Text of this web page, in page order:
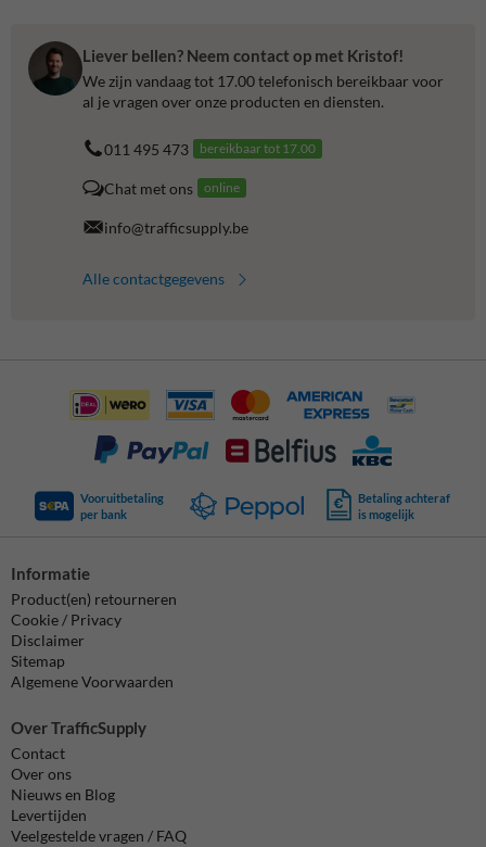
Liever bellen? Neem contact op met Kristof!
We zijn vandaag tot 17.00 telefonisch bereikbaar voor
al je vragen over onze producten en diensten.
011 495 473 bereikbaar tot 17.00
Chat met ons online
info@trafficsupply.be
Alle contactgegevens
Vooruitbetaling
per bank
Betaling achteraf
is mogelijk
Informatie
Product(en) retourneren
Cookie / Privacy
Disclaimer
Sitemap
Algemene Voorwaarden
Over TrafficSupply
Contact
Over ons
Nieuws en Blog
Levertijden
Veelgestelde vragen / FAQ